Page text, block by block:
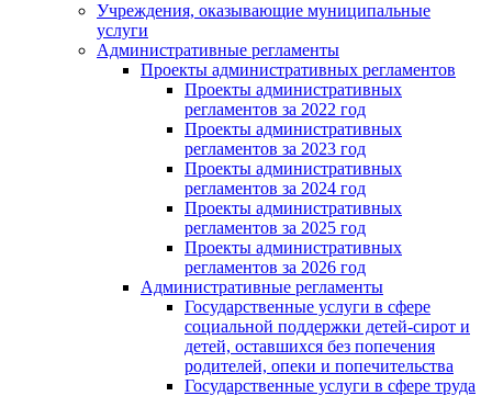
Учреждения, оказывающие муниципальные
услуги
Административные регламенты
Проекты административных регламентов
Проекты административных
регламентов за 2022 год
Проекты административных
регламентов за 2023 год
Проекты административных
регламентов за 2024 год
Проекты административных
регламентов за 2025 год
Проекты административных
регламентов за 2026 год
Административные регламенты
Государственные услуги в сфере
социальной поддержки детей-сирот и
детей, оставшихся без попечения
родителей, опеки и попечительства
Государственные услуги в сфере труда